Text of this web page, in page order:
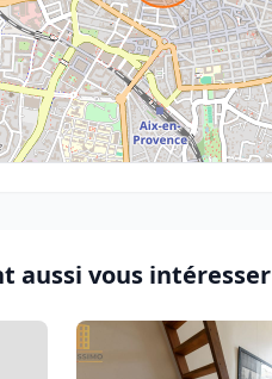
aussi vous intéresser